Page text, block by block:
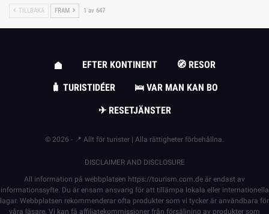
TILLBAKA FRAM 1 av 647
EFTER KONTINENT
🧭 RESOR
🧳 TURISTIDÉER
🛌 VAR MAN KAN BO
✈ RESETJÄNSTER
© 2026 - 📍 Allt för turister | Alla rättigheter förbehållna.
DISCLAIMER AND DISCLOSURE
All information på webbplatsen https://tourism.com.de är endast av
informationssyfte. Du är ensam ansvarig för att tillämpa lokala eller internationella
lagar. Webbplatsen rekommenderar ofta produkter som vi tycker är användbara för
våra läsare. Vi kan få affiliatekommissioner från försäljning av produkter som